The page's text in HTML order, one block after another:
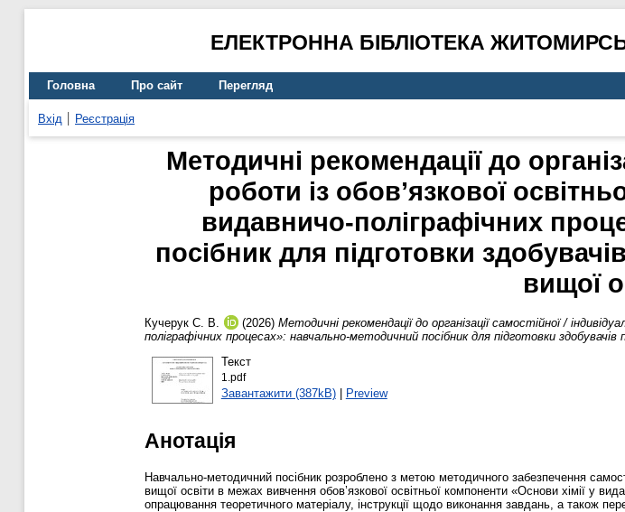
ЕЛЕКТРОННА БІБЛІОТЕКА
Головна Про сайт Перегляд
Вхід Реєстрація
Методичні рекомендації до
роботи із обов’язкової
видавничо-поліграфічних
посібник для підготовки
вищої
Кучерук С. В. (2026) Методичні рекомендації до організації самостійної /
поліграфічних процесах»: навчально-методичний посібник для підготовки
Текст
1.pdf
Завантажити (387kB)| Preview
Анотація
Навчально-методичний посібник розроблено з метою методичного забезпечення
вищої освіти в межах вивчення обов’язкової освітньої компоненти «Основи хімії у
опрацювання теоретичного матеріалу, інструкції щодо виконання завдань, а також